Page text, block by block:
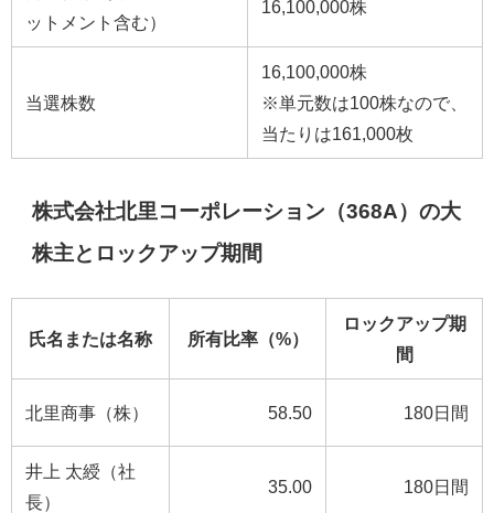
ットメント含む）
16,100,000株
当選株数
16,100,000株
※単元数は100株なので、
当たりは161,000枚
株式会社北里コーポレーション（368A）の大
株主とロックアップ期間
氏名または名称 所有比率（%）
ロックアップ期
間
北里商事（株） 58.50 180日間
井上 太綬（社
長）
35.00 180日間